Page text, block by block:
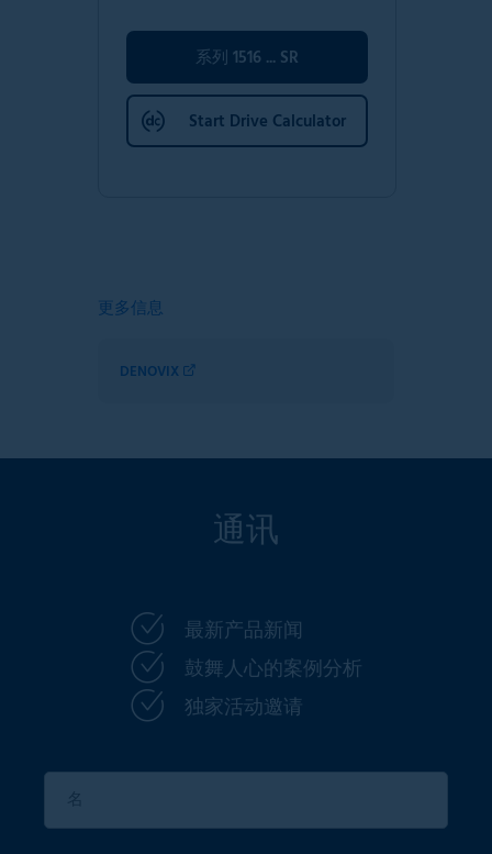
系列 1516 ... SR
Start Drive Calculator
更多信息
DENOVIX
通讯
最新产品新闻
鼓舞人心的案例分析
独家活动邀请